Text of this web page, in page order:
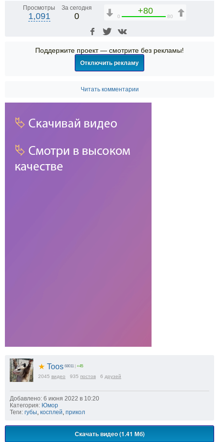
Просмотры
1,091
За сегодня
0
+80
0 80
Поддержите проект — смотрите без рекламы!
Отключить рекламу
Читать комментарии
★ Toos 68011 | +45
2045 видео 935 постов 6 друзей
Добавлено: 6 июня 2022 в 10:20
Категория: Юмор
Теги: губы косплей прикол
Скачать видео (1.41 Мб)